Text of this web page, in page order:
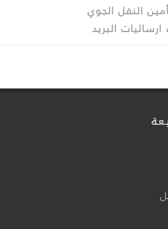
النقل الجوي
البريد